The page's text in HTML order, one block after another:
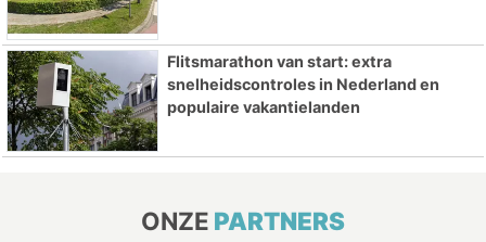
Flitsmarathon van start: extra
snelheidscontroles in Nederland en
populaire vakantielanden
ONZE PARTNERS